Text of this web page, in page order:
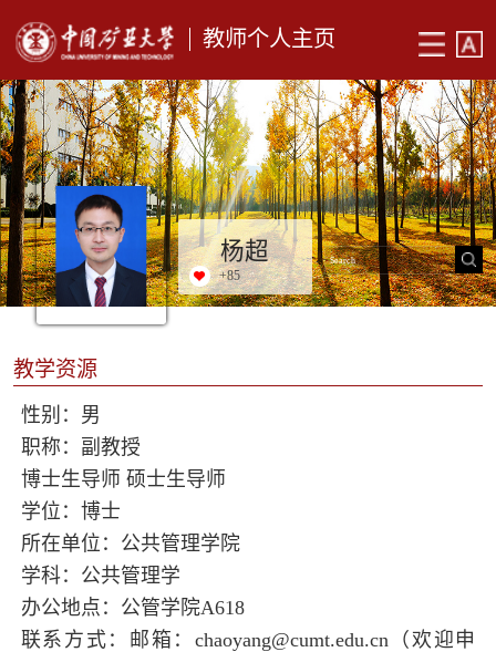
教师个人主页
杨超
+85
教学资源
性别：男
职称：副教授
博士生导师 硕士生导师
学位：博士
所在单位：公共管理学院
学科：公共管理学
办公地点：公管学院A618
联系方式：邮箱：chaoyang@cumt.edu.cn（欢迎申